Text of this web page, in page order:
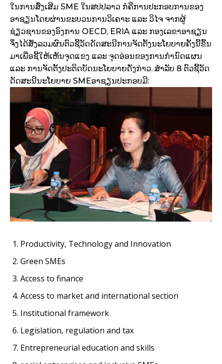
ໃນການສົ່ງເສີມ SME ໃນສປປລາວ ກໍຄືການປະກອບການຂອງ
ອາຊຽນໂດຍຜ່ານຂະບວນການວິເຄາະ ແລະ ວິໄຈ ຈາກຜູ້
ຊ່ຽວຊານຂອງອົງການ OECD, ERIA ແລະ ກອງເລຂາອາຊຽນ
ຈຶ່ງໄດ້ສັ່ງລວມຜົນຕົວຊີ້ວັດດັດສະນີການຈັດຕັ້ງນະໂຍບາຍຄັ້ງນີ້ຂຶ້ນ
ມາເພື່ອຊີ້ໃຫ້ເຫັນຈຸດແຂງ ແລະ ຈຸດອ່ອນຂອງການກຳນົດແຜນ
ແລະ ການຈັດຕັ້ງປະຕິດບັດນະໂຍບາຍດັ່ງກ່າວ. ສໍາລັບ 8 ຕົວຊີ້ວັດ
ດັດສະນີນະໂຍບາຍ SMEອາຊຽນປະກອບມີ:
Productivity, Technology and Innovation
Green SMEs
Access to finance
Access to market and international section
Institutional framework
Legislation, regulation and tax
Entrepreneurial education and skills